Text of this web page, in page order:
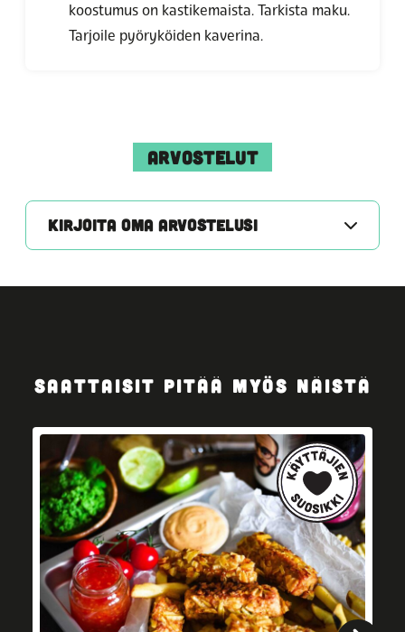
koostumus on kastikemaista. Tarkista maku.
Tarjoile pyöryköiden kaverina.
ARVOSTELUT
KIRJOITA OMA ARVOSTELUSI
SAATTAISIT PITÄÄ MYÖS NÄISTÄ